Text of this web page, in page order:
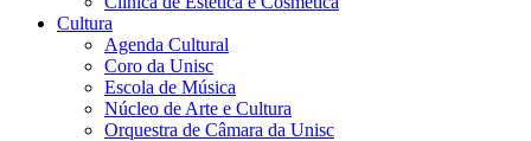
Cultura
Agenda Cultural
Coro da Unisc
Escola de Música
Núcleo de Arte e Cultura
Orquestra de Câmara da Unisc